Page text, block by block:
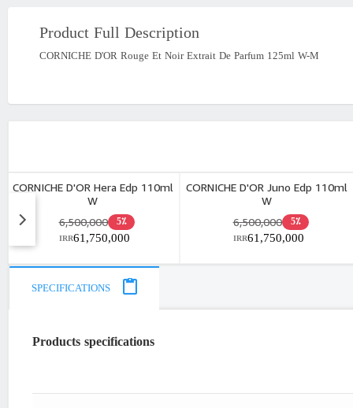
Product Full Description
CORNICHE D'OR Rouge Et Noir Extrait De Parfum 125ml W-M
CORNICHE D'OR Hera Edp 110ml
W
5٪ 6,500,000
61,750,000
IRR
CORNICHE D'OR Juno Edp 110ml
W
5٪ 6,500,000
61,750,000
IRR
SPECIFICATIONS
Products specifications